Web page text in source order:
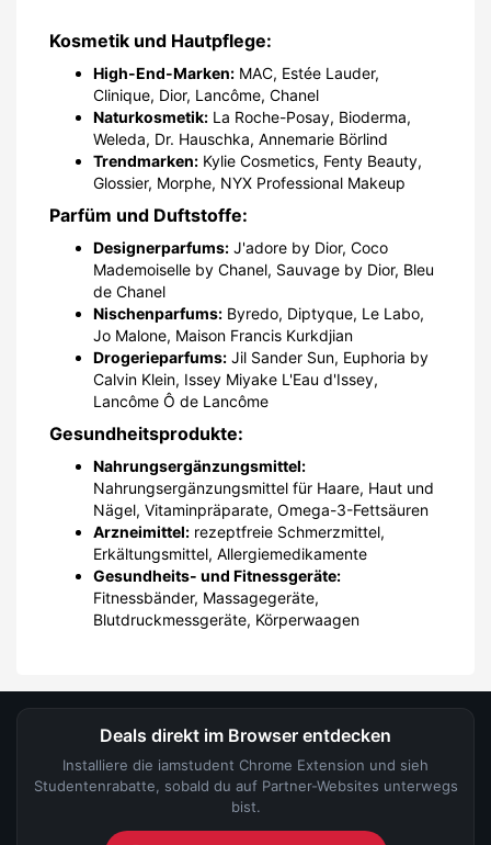
Kosmetik und Hautpflege:
High-End-Marken: MAC, Estée Lauder,
Clinique, Dior, Lancôme, Chanel
Naturkosmetik: La Roche-Posay, Bioderma,
Weleda, Dr. Hauschka, Annemarie Börlind
Trendmarken: Kylie Cosmetics, Fenty Beauty,
Glossier, Morphe, NYX Professional Makeup
Parfüm und Duftstoffe:
Designerparfums: J'adore by Dior, Coco
Mademoiselle by Chanel, Sauvage by Dior, Bleu
de Chanel
Nischenparfums: Byredo, Diptyque, Le Labo,
Jo Malone, Maison Francis Kurkdjian
Drogerieparfums: Jil Sander Sun, Euphoria by
Calvin Klein, Issey Miyake L'Eau d'Issey,
Lancôme Ô de Lancôme
Gesundheitsprodukte:
Nahrungsergänzungsmittel:
Nahrungsergänzungsmittel für Haare, Haut und
Nägel, Vitaminpräparate, Omega-3-Fettsäuren
Arzneimittel: rezeptfreie Schmerzmittel,
Erkältungsmittel, Allergiemedikamente
Gesundheits- und Fitnessgeräte:
Fitnessbänder, Massagegeräte,
Blutdruckmessgeräte, Körperwaagen
Deals direkt im Browser entdecken
Installiere die iamstudent Chrome Extension und sieh
Studentenrabatte, sobald du auf Partner-Websites unterwegs
bist.